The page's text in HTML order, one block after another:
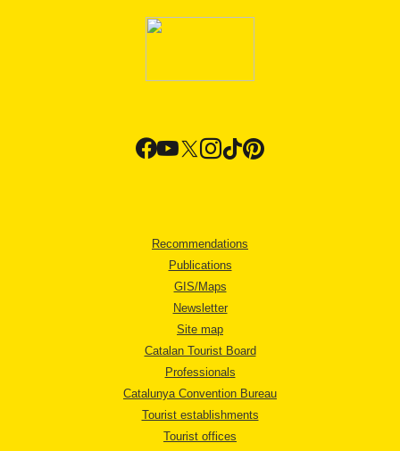
Recommendations
Publications
GIS/Maps
Newsletter
Site map
Catalan Tourist Board
Professionals
Catalunya Convention Bureau
Tourist establishments
Tourist offices